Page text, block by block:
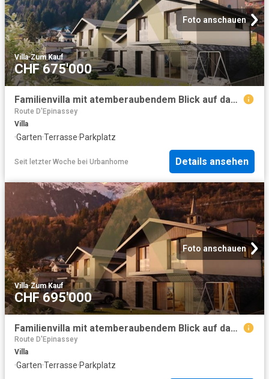
Foto anschauen
Villa·Zum Kauf
CHF 675'000
Familienvilla mit atemberaubendem Blick auf das Tal
Route D'Epinassey
Villa
·Garten·Terrasse·Parkplatz
Seit letzter Woche bei Urbanhome Details ansehen
Foto anschauen
Villa·Zum Kauf
CHF 695'000
Familienvilla mit atemberaubendem Blick auf das Tal
Route D'Epinassey
Villa
·Garten·Terrasse·Parkplatz